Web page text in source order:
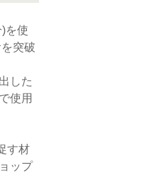
を使
突破
した
使用
す材
ップ